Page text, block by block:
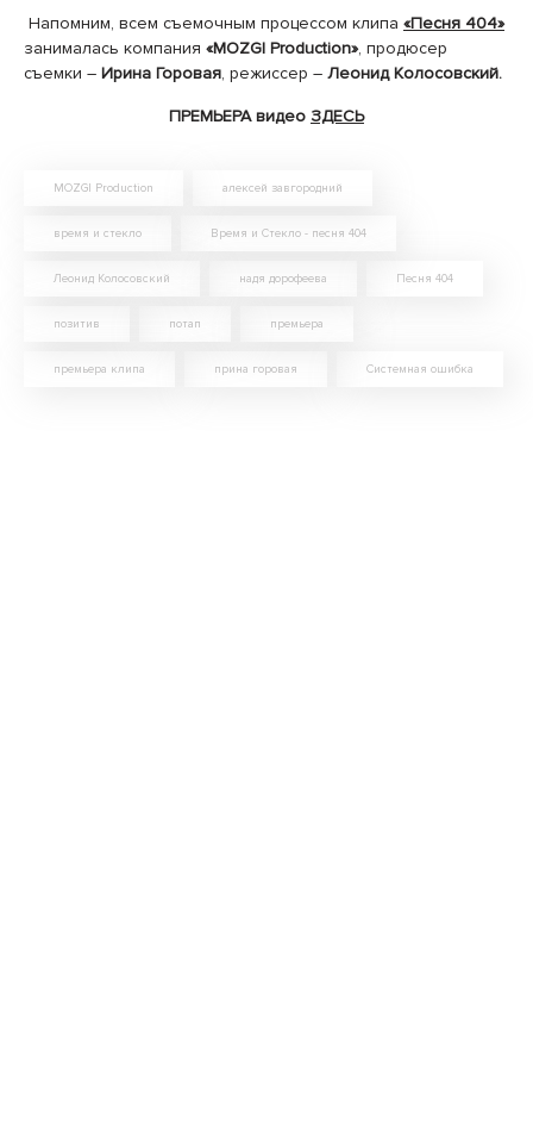
Напомним, всем съемочным процессом клипа «Песня 404»
занималась компания «MOZGI Production», продюсер
съемки – Ирина Горовая, режиссер – Леонид Колосовский.
ПРЕМЬЕРА видео ЗДЕСЬ
MOZGI Production алексей завгородний
время и стекло Время и Стекло - песня 404
Леонид Колосовский надя дорофеева Песня 404
позитив потап премьера
премьера клипа прина горовая Системная ошибка